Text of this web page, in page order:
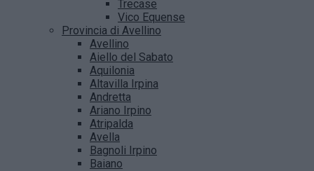
Trecase
Vico Equense
Provincia di Avellino
Avellino
Aiello del Sabato
Aquilonia
Altavilla Irpina
Andretta
Ariano Irpino
Atripalda
Avella
Bagnoli Irpino
Baiano